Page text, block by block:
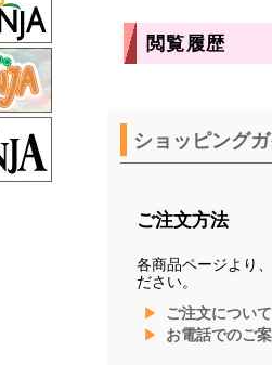
閲覧履歴
ショッピング
ご注文方法
各商品ページより
ださい。
ご注文について
お電話でのご